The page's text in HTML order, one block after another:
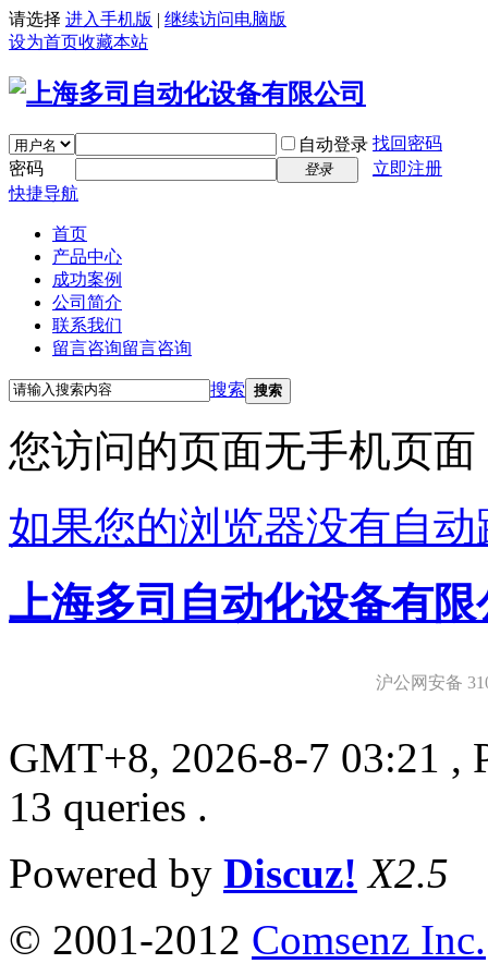
请选择 进入手机版 | 继续访问电脑版
设为首页收藏本站
自动登录 找回密码
密码
登录
立即注册
快捷导航
首页
产品中心
成功案例
公司简介
联系我们
留言咨询留言咨询
搜索 搜索
您访问的页面无手机页
如果您的浏览器没有自
上海多司自动化设备有限
沪公网安备
GMT+8, 2026-8-7 03:21 ,
13 queries .
Powered by Discuz! X2.5
© 2001-2012 Comsenz Inc.